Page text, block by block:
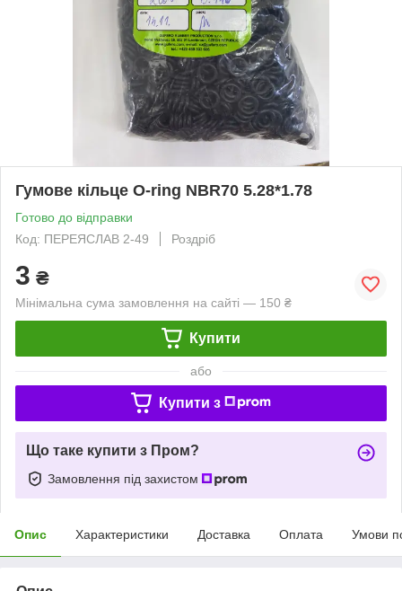
Гумове кільце O-ring NBR70 5.28*1.78
Готово до відправки
Код: ПЕРЕЯСЛАВ 2-49
Роздріб
3 ₴
Мінімальна сума замовлення на сайті — 150 ₴
Купити
або
Купити з
Що таке купити з Пром?
Замовлення під захистом
Опис Характеристики Доставка Оплата Умови